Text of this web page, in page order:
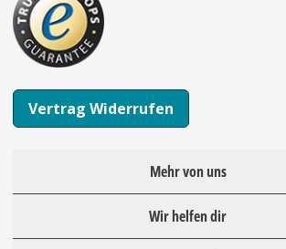
Vertrag Widerrufen
Mehr von uns
Wir helfen dir